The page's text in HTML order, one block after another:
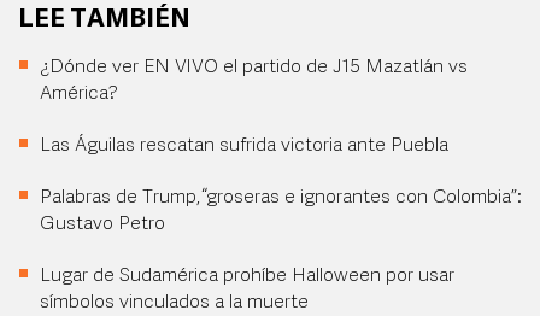
LEE TAMBIÉN
¿Dónde ver EN VIVO el partido de J15 Mazatlán vs
América?
Las Águilas rescatan sufrida victoria ante Puebla
Palabras de Trump, “groseras e ignorantes con Colombia”:
Gustavo Petro
Lugar de Sudamérica prohíbe Halloween por usar
símbolos vinculados a la muerte